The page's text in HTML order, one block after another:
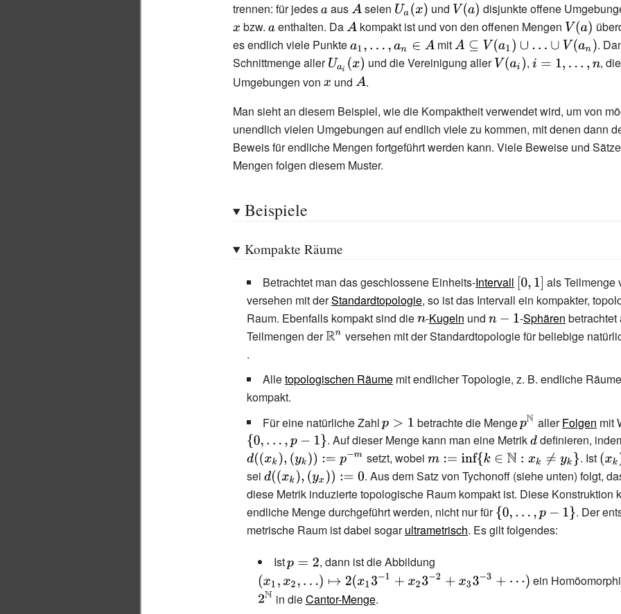
X}
x}
x}
A}
trennen: für jedes{\displaystyle
a}
aus{\displaystyle
A}
seien {\displaystyle
U_{a}(x)}
und {\displaystyle
V(a)}
disjunkte offene
bzw.{\displaystyle
a}
enthalten. Da{\displaystyle
A}
kompakt ist und von den offenen Mengen
V(a)}
es endlich viele Punkte{\displaystyle
a_{1},\ldots
,a_{n}\in A}
mit{\displaystyle
A\subseteq
V(a_{n})}
.
Schnittmenge aller{\displaystyle
U_{a_{i}}(x)}
und die Vereinigung aller{\displaystyle
,{\displaystyle,
Umgebungen von {\displaystyle
und{\displaystyle
.
Man sieht an diesem Beispiel, wie die Kompaktheit verwendet wird, um von
unendlich vielen Umgebungen auf endlich viele zu kommen, mit denen dann
Beweis für endliche Mengen fortgeführt werden kann. Viele Beweise und
Mengen folgen diesem Muster.
Beispiele
Kompakte Räume
Betrachtet man das geschlossene Einheits-Intervall {\displaystyle
[0,1]}
als Teilmenge
versehen mit derStandardtopologie, so ist das Intervall ein kompakter,
Raum. Ebenfalls kompakt sind die{\displaystyle
n}
-Kugeln und {\displaystyle
n-1}
-Sphären betrachtet
Teilmengen der{\displaystyle
^{n}}
versehen mit der Standardtopologie für beliebige
.
Alletopologischen Räume mit endlicher Topologie, z. B. endliche
kompakt.
Für eine natürliche Zahl{\displaystyle
p>1}
betrachte die Menge{\displaystyle
p^{\mathbb
{N} }}
allerFolgen mit
. Auf dieser Menge kann man eine Metrik{\displaystyle
d}
definieren,
setzt, wobei{\displaystyle
m:=\inf\{k\in
\mathbb {N}
:x_{k}\neq
y_{k}\}}
. Ist
sei {\displaystyle
d((x_{k}),
(y_{x})):=0}
. Aus dem Satz von Tychonoff (siehe unten) folgt,
diese Metrik induzierte topologische Raum kompakt ist. Diese Konstruktion
endliche Menge durchgeführt werden, nicht nur für{\displaystyle
\{0,\dotsc ,p-
. Der
metrische Raum ist dabei sogarultrametrisch. Es gilt folgendes:
Ist{\displaystyle
p=2}
, dann ist die Abbildung
2(x_{1}3^{-1}+x_{2}3^{-2}+x_{3}3^{-
ein
in dieCantor-Menge.